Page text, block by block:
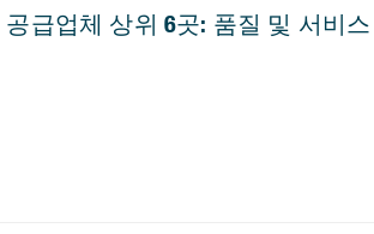
급업체 상위 6곳: 품질 및 서비